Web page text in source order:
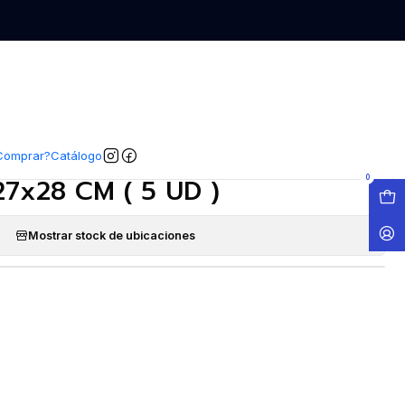
Catálogo
0
AL CARRO
|
Zipper Grandes Europlas
CM ( 5 UD )
Mostrar stock de ubicaciones